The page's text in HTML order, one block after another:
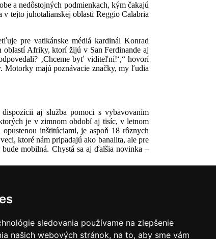
sledovania používame na zlepšenie
našich webových stránok, na to, aby sme vám
a nedôstojných podmienkach, kým čakajú
v tejto juhotalianskej oblasti Reggio Calabria
pre vatikánske médiá kardinál Konrad
Afriky, ktorí žijú v San Ferdinande aj
‚Chceme byť viditeľní!‘,“ hovorí
Motorky majú poznávacie značky, my ľudia
aj služba pomoci s vybavovaním
je v zimnom období aj tisíc, v letnom
inštitúciami, je aspoň 18 rôznych
ktoré nám pripadajú ako banalita, ale pre
mobilná. Chystá sa aj ďalšia novinka –